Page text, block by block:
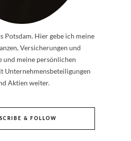
Potsdam. Hier gebe ich meine
Versicherungen und
und meine persönlichen
Unternehmensbeteiligungen
Aktien weiter.
& FOLLOW